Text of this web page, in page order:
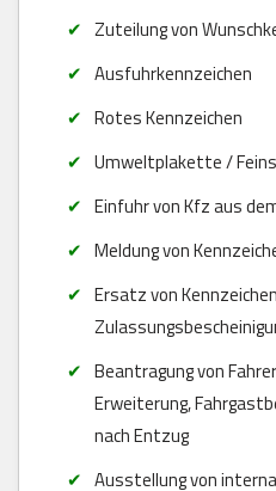
Zuteilung von
Ausfuhrkennzeichen
Rotes Kennzeichen
Umweltplakette /
Einfuhr von Kfz aus
Meldung von
Ersatz von
Beantragung von
Erweiterung,
nach Entzug
Ausstellung von